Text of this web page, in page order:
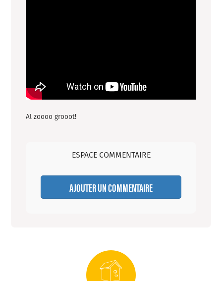
Al zoooo grooot!
ESPACE COMMENTAIRE
AJOUTER UN COMMENTAIRE